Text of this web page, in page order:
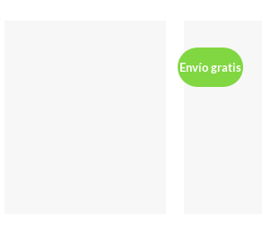
Envío gratis